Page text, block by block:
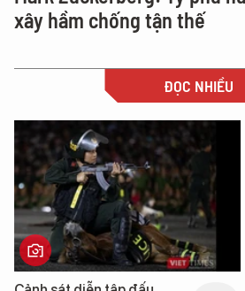
xây hầm chống tận thế
ĐỌC NHIỀU